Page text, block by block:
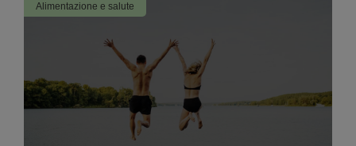
Alimentazione e salute